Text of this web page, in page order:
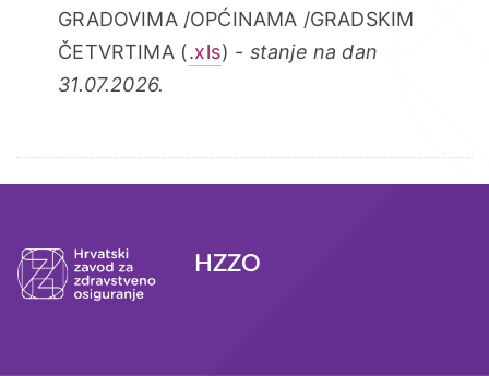
GRADOVIMA /OPĆINAMA /GRADSKIM
ČETVRTIMA (.xls) - stanje na dan
31.07.2026.
Podnožje
HZZO